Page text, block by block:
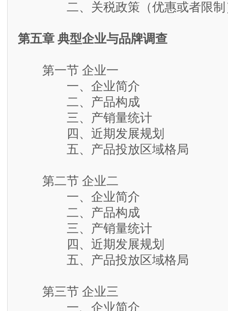
二、关税政策（优惠或者限制
第五章 典型企业与品牌调查
第一节 企业一
一、企业简介
二、产品构成
三、产销量统计
四、近期发展规划
五、产品投放区域格局
第二节 企业二
一、企业简介
二、产品构成
三、产销量统计
四、近期发展规划
五、产品投放区域格局
第三节 企业三
一、企业简介